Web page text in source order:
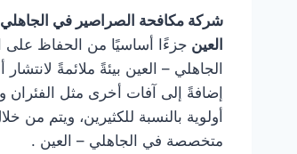
شركة مكافحة الصراصير في الجاهلي
العين جزءًا أساسيًا من الحفاظ على
الجاهلي – العين بيئةً ملائمةً
إضافةً إلى آفات أخرى مثل الفئران
أولوية بالنسبة للكثيرين، ويتم
متخصصة في الجاهلي – العين .